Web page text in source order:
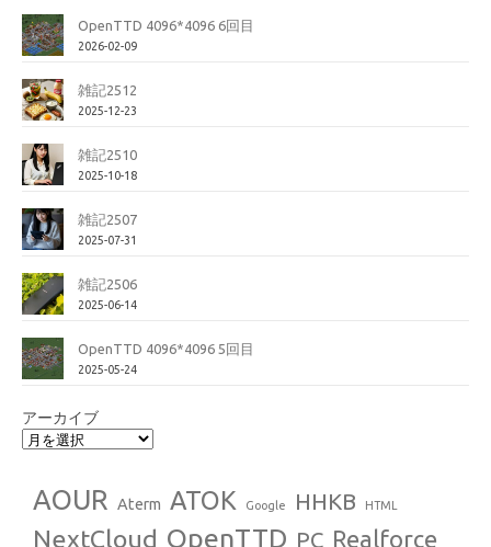
OpenTTD 4096*4096 6回目
2026-02-09
雑記2512
2025-12-23
雑記2510
2025-10-18
雑記2507
2025-07-31
雑記2506
2025-06-14
OpenTTD 4096*4096 5回目
2025-05-24
アーカイブ
AOUR Aterm ATOK Google HHKB HTML
NextCloud OpenTTD PC Realforce